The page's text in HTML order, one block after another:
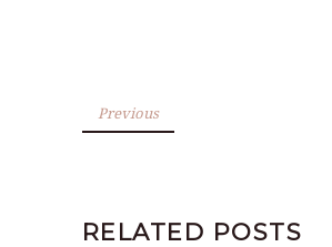
Previous
RELATED POSTS